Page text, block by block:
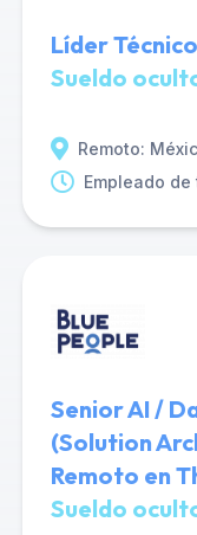
Líder
Sueldo
Remoto:
Empleado
Senior AI /
(Solution
Remoto en
Sueldo